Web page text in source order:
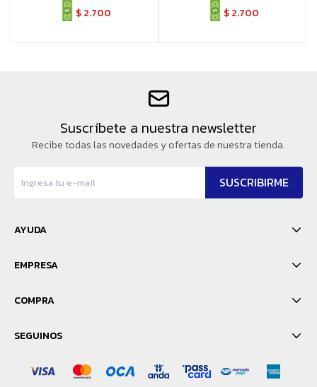
$ 2.700 $ 2.700
Suscríbete a nuestra newsletter
Recibe todas las novedades y ofertas de nuestra tienda.
SUSCRIBIRME
AYUDA
EMPRESA
COMPRA
SEGUINOS